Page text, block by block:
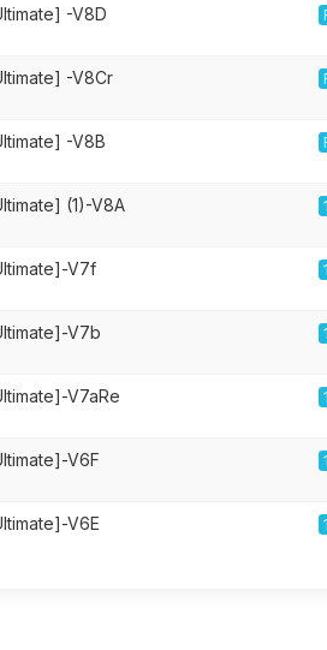
-V8D
-V8Cr
-V8B
(1)-V8A
V7f
V7b
V7aRe
V6F
V6E